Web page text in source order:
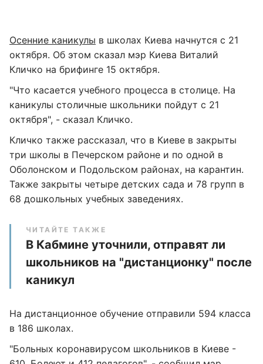
Осенние каникулы в школах Киева ​начнутся с 21
октября. Об этом сказал мэр Киева Виталий
Кличко на брифинге 15 октября.
"Что касается учебного процесса в столице. На
каникулы столичные школьники пойдут с 21
октября", - сказал Кличко.
Кличко также рассказал, что в Киеве в закрыты
три школы в Печерском районе и по одной в
Оболонском и Подольском районах, на карантин.
Также закрыты четыре детских сада и 78 групп в
68 дошкольных учебных заведениях.
ЧИТАЙТЕ ТАКЖЕ
В Кабмине уточнили, отправят ли
школьников на "дистанционку" после
каникул
На дистанционное обучение отправили 594 класса
в 186 школах.
"Больных коронавирусом школьников в Киеве -